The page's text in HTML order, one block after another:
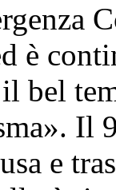
è
bel
Il
e